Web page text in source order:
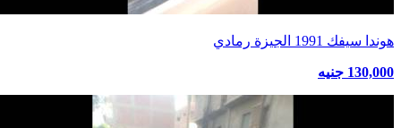
هوندا سيفك 1991 الجيزة رمادي
130,000 جنيه